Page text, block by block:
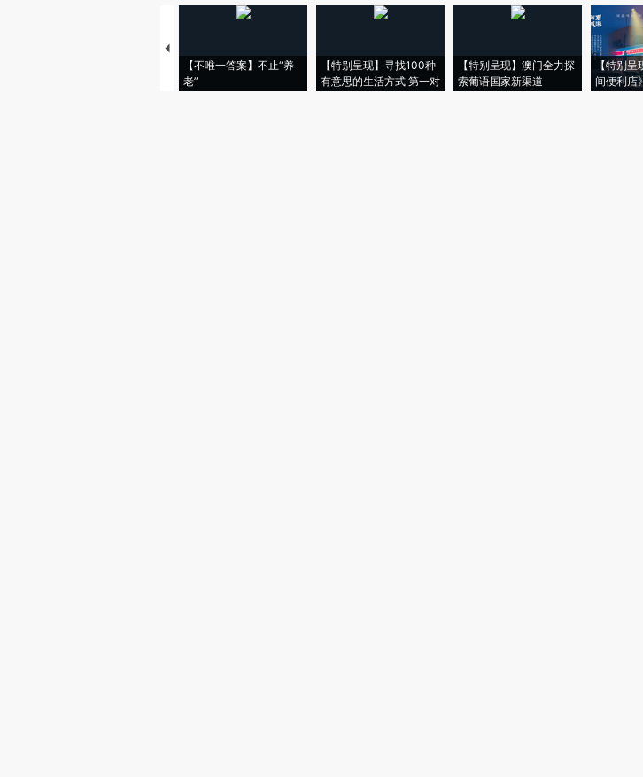
【不唯一答案】不止“养
老”
【特别呈现】寻找100种
有意思的生活方式·第一对
【特别呈现】澳门全力探
索葡语国家新渠道
【特别
间便利店